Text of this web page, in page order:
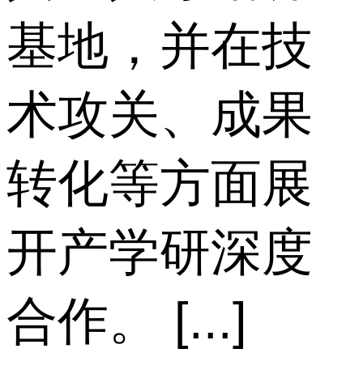
基地，并在技
术攻关、成果
转化等方面展
开产学研深度
合作。 [...]